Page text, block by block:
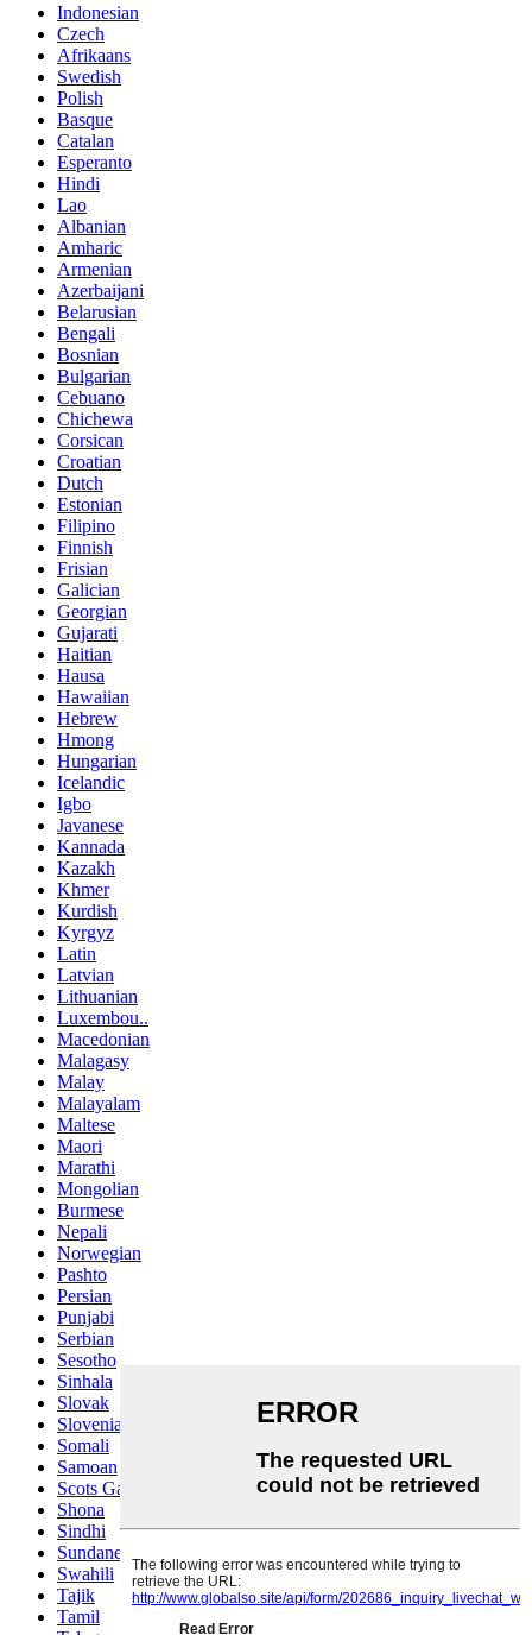
Indonesian
Czech
Afrikaans
Swedish
Polish
Basque
Catalan
Esperanto
Hindi
Lao
Albanian
Amharic
Armenian
Azerbaijani
Belarusian
Bengali
Bosnian
Bulgarian
Cebuano
Chichewa
Corsican
Croatian
Dutch
Estonian
Filipino
Finnish
Frisian
Galician
Georgian
Gujarati
Haitian
Hausa
Hawaiian
Hebrew
Hmong
Hungarian
Icelandic
Igbo
Javanese
Kannada
Kazakh
Khmer
Kurdish
Kyrgyz
Latin
Latvian
Lithuanian
Luxembou..
Macedonian
Malagasy
Malay
Malayalam
Maltese
Maori
Marathi
Mongolian
Burmese
Nepali
Norwegian
Pashto
Persian
Punjabi
Serbian
Sesotho
Sinhala
Slovak
Slovenian
Somali
Samoan
Scots Gaelic
Shona
Sindhi
Sundanese
Swahili
Tajik
Tamil